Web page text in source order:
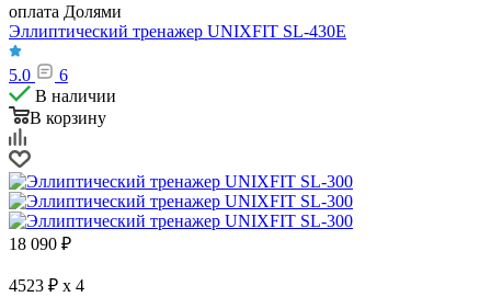
оплата Долями
Эллиптический тренажер UNIXFIT SL-430E
5.0
6
В наличии
В корзину
18 090 ₽
4523 ₽ x 4